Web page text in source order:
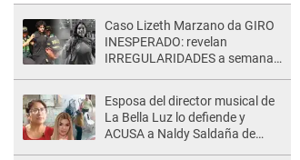
Caso Lizeth Marzano da GIRO
INESPERADO: revelan
IRREGULARIDADES a semanas
Esposa del director musical de
La Bella Luz lo defiende y
ACUSA a Naldy Saldaña de